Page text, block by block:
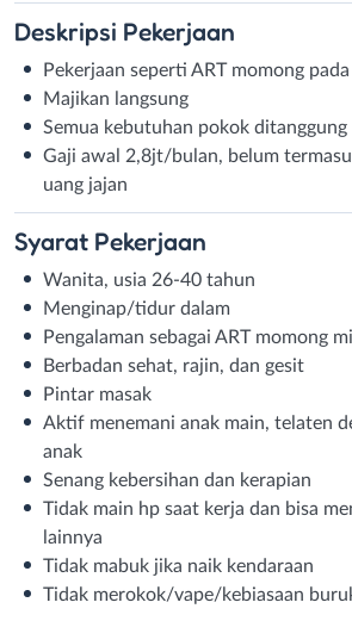
Deskripsi Pekerjaan
Pekerjaan seperti ART momong
Majikan langsung
Semua kebutuhan pokok ditanggung
Gaji awal 2,8jt/bulan, belum
uang jajan
Syarat Pekerjaan
Wanita, usia 26-40 tahun
Menginap/tidur dalam
Pengalaman sebagai ART momong
Berbadan sehat, rajin, dan gesit
Pintar masak
Aktif menemani anak main, telaten
anak
Senang kebersihan dan kerapian
Tidak main hp saat kerja dan bisa
lainnya
Tidak mabuk jika naik kendaraan
Tidak merokok/vape/kebiasaan